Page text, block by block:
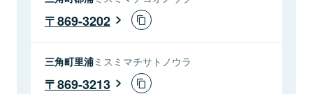
869-3202
三角町里浦ミスミマチサトノウラ
869-3213